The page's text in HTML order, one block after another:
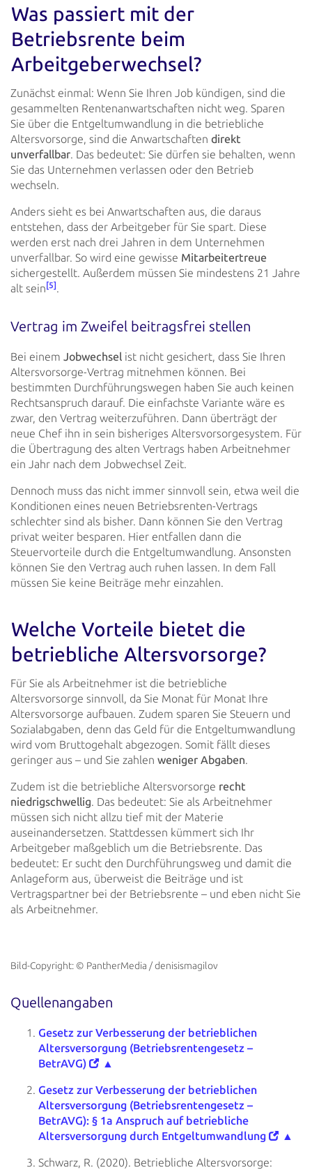
Was passiert mit der
Betriebsrente beim
Arbeitgeberwechsel?
Zunächst einmal: Wenn Sie Ihren Job kündigen, sind die
gesammelten Rentenanwartschaften nicht weg. Sparen
Sie über die Entgeltumwandlung in die betriebliche
Altersvorsorge, sind die Anwartschaften direkt
unverfallbar. Das bedeutet: Sie dürfen sie behalten, wenn
Sie das Unternehmen verlassen oder den Betrieb
wechseln.
Anders sieht es bei Anwartschaften aus, die daraus
entstehen, dass der Arbeitgeber für Sie spart. Diese
werden erst nach drei Jahren in dem Unternehmen
unverfallbar. So wird eine gewisse Mitarbeitertreue
sichergestellt. Außerdem müssen Sie mindestens 21 Jahre
alt sein [5] .
Vertrag im Zweifel beitragsfrei stellen
Bei einem Jobwechsel ist nicht gesichert, dass Sie Ihren
Altersvorsorge-Vertrag mitnehmen können. Bei
bestimmten Durchführungswegen haben Sie auch keinen
Rechtsanspruch darauf. Die einfachste Variante wäre es
zwar, den Vertrag weiterzuführen. Dann überträgt der
neue Chef ihn in sein bisheriges Altersvorsorgesystem. Für
die Übertragung des alten Vertrags haben Arbeitnehmer
ein Jahr nach dem Jobwechsel Zeit.
Dennoch muss das nicht immer sinnvoll sein, etwa weil die
Konditionen eines neuen Betriebsrenten-Vertrags
schlechter sind als bisher. Dann können Sie den Vertrag
privat weiter besparen. Hier entfallen dann die
Steuervorteile durch die Entgeltumwandlung. Ansonsten
können Sie den Vertrag auch ruhen lassen. In dem Fall
müssen Sie keine Beiträge mehr einzahlen.
Welche Vorteile bietet die
betriebliche Altersvorsorge?
Für Sie als Arbeitnehmer ist die betriebliche
Altersvorsorge sinnvoll, da Sie Monat für Monat Ihre
Altersvorsorge aufbauen. Zudem sparen Sie Steuern und
Sozialabgaben, denn das Geld für die Entgeltumwandlung
wird vom Bruttogehalt abgezogen. Somit fällt dieses
geringer aus – und Sie zahlen weniger Abgaben.
Zudem ist die betriebliche Altersvorsorge recht
niedrigschwellig. Das bedeutet: Sie als Arbeitnehmer
müssen sich nicht allzu tief mit der Materie
auseinandersetzen. Stattdessen kümmert sich Ihr
Arbeitgeber maßgeblich um die Betriebsrente. Das
bedeutet: Er sucht den Durchführungsweg und damit die
Anlageform aus, überweist die Beiträge und ist
Vertragspartner bei der Betriebsrente – und eben nicht Sie
als Arbeitnehmer.
Bild-Copyright: © PantherMedia / denisismagilov
Quellenangaben
Gesetz zur Verbesserung der betrieblichen
Altersversorgung (Betriebsrentengesetz –
BetrAVG)
▲
Gesetz zur Verbesserung der betrieblichen
Altersversorgung (Betriebsrentengesetz –
BetrAVG): § 1a Anspruch auf betriebliche
Altersversorgung durch Entgeltumwandlung
▲
Schwarz, R. (2020). Betriebliche Altersvorsorge: